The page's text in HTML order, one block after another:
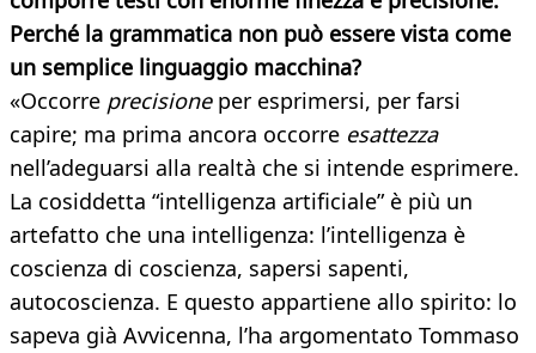
Perché la grammatica non può essere vista come
un semplice linguaggio macchina?
«Occorre precisione per esprimersi, per farsi
capire; ma prima ancora occorre esattezza
nell’adeguarsi alla realtà che si intende esprimere.
La cosiddetta “intelligenza artificiale” è più un
artefatto che una intelligenza: l’intelligenza è
coscienza di coscienza, sapersi sapenti,
autocoscienza. E questo appartiene allo spirito: lo
sapeva già Avvicenna, l’ha argomentato Tommaso